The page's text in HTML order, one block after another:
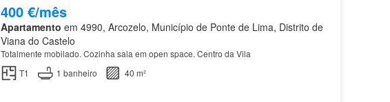
400 €/mês
Apartamento em 4990, Arcozelo, Município de Ponte de Lima, Distrito de
Viana do Castelo
Totalmente mobilado. Cozinha sala em open space. Centro da Vila
T1
1 banheiro 40 m²